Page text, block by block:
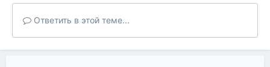
Ответить в этой теме...